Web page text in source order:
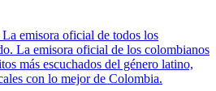
emisora oficial de todos los
La emisora oficial de los colombianos
más escuchados del género latino,
con lo mejor de Colombia.